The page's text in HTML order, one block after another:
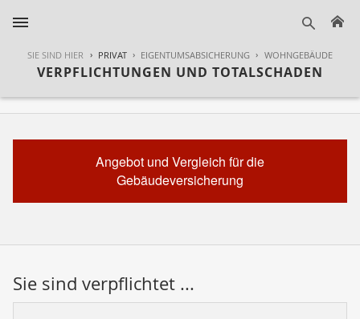
SIE SIND HIER PRIVAT EIGENTUMSABSICHERUNG WOHNGEBÄUDE
VERPFLICHTUNGEN UND TOTALSCHADEN
Angebot und Vergleich für die
Gebäudeversicherung
Sie sind verpflichtet ...